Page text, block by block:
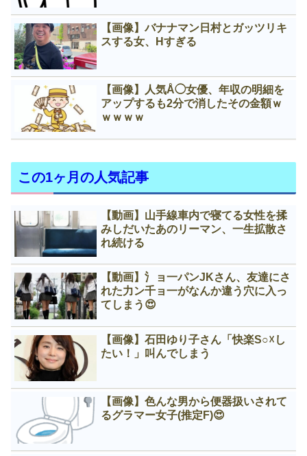
【画像】バナナマン日村とガッツリキ
スする女、Нすぎる
【画像】人気Å◯女優、年収の明細を
アップするも2分で消したその金額ｗ
ｗｗｗｗ
この1ヶ月の人気記事
【動画】山手線車内で寝てる女性を揉
みしだいたあのリーマン、一生拡散さ
れ続ける
【動画】氵ョ一パンJKさん、友達にさ
れた力ン千ョ一がなんか違う穴に入っ
てしまう😍
【画像】石田ゆり子さん「快楽S○☓し
たい！」叫んでしまう
【画像】色んな男から便器扱いされて
るグラマー女子(推定F)😍